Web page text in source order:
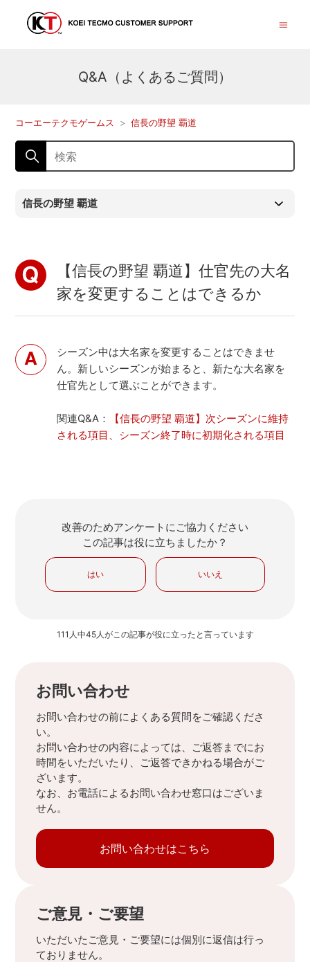
Q&A（よくあるご質問）
コーエーテクモゲームス 信長の野望 覇道
信長の野望 覇道
【信長の野望 覇道】仕官先の大名
家を変更することはできるか
シーズン中は大名家を変更することはできませ
ん。新しいシーズンが始まると、新たな大名家を
仕官先として選ぶことができます。
関連Q&A：
【信長の野望 覇道】次シーズンに維持
される項目、シーズン終了時に初期化される項目
改善のためアンケートにご協力ください
この記事は役に立ちましたか？
はい いいえ
111人中45人がこの記事が役に立ったと言っています
お問い合わせ
お問い合わせの前によくある質問をご確認くださ
い。
お問い合わせの内容によっては、ご返答までにお
時間をいただいたり、ご返答できかねる場合がご
ざいます。
なお、お電話によるお問い合わせ窓口はございま
せん。
お問い合わせはこちら
ご意見・ご要望
いただいたご意見・ご要望には個別に返信は行っ
ておりません。